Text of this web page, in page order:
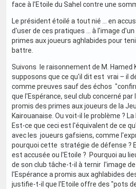
face à l'Etoile du Sahel contre une
Le président étoilé a tout nié … en
d'user de ces pratiques … à l'image
primes aux joueurs aghlabides pour
battre.
Suivons le raisonnement de M. Hamed
supposons que ce qu'il dit est vrai – il
comme preuves sauf des échos
que l'Espérance, seul club concerné
promis des primes aux joueurs de la
Kairouanaise. Ou voit-il le problème ? La
Est-ce que ceci est l'équivalent de ce
avec les joueurs gafsiens, comme
pourquoi cette stratégie de défense ?
est accusée ou l'Etoile ? Pourquoi au
de son club tâche-t-il à ternir l'image de
l'Espérance a promis aux aghlabides
justifie-t-il que l'Etoile offre des "pots